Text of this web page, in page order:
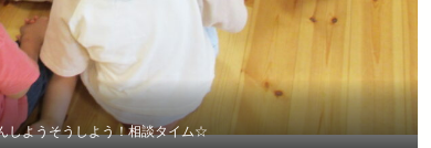
しようそうしよう！相談タイム☆